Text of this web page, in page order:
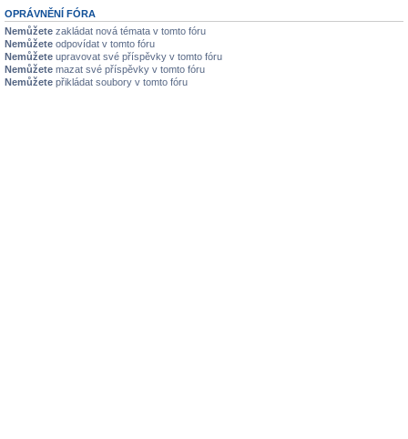
OPRÁVNĚNÍ FÓRA
Nemůžete zakládat nová témata v tomto fóru
Nemůžete odpovídat v tomto fóru
Nemůžete upravovat své příspěvky v tomto fóru
Nemůžete mazat své příspěvky v tomto fóru
Nemůžete přikládat soubory v tomto fóru